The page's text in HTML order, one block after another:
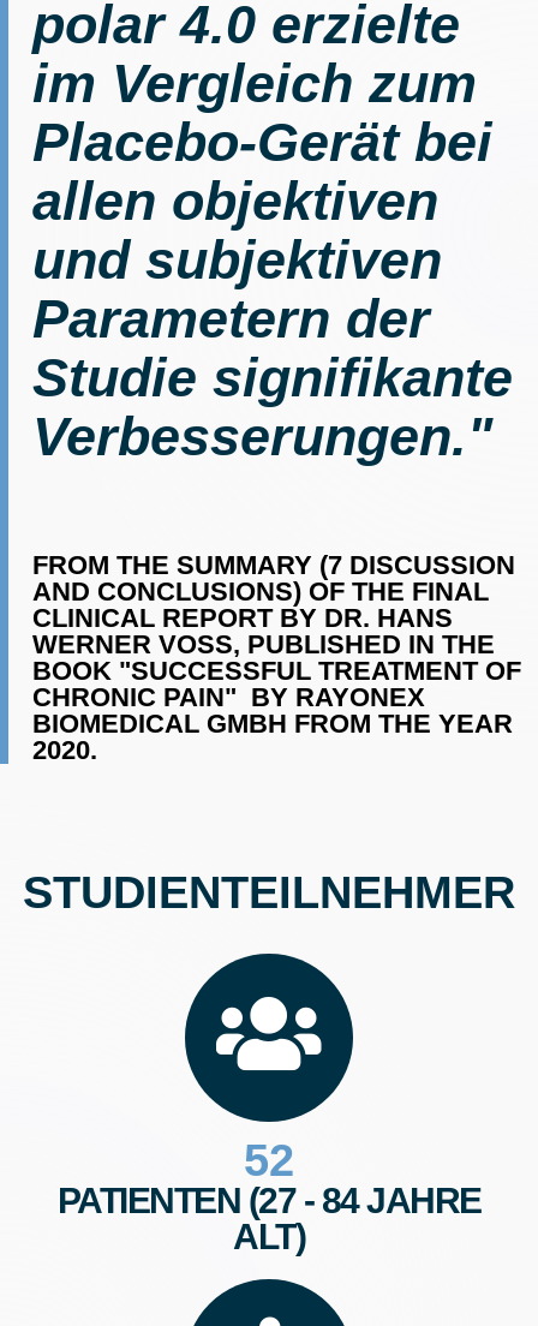
polar 4.0 erzielte
im Vergleich zum
Placebo-Gerät bei
allen objektiven
und subjektiven
Parametern der
Studie signifikante
Verbesserungen."
FROM THE SUMMARY (7 DISCUSSION
AND CONCLUSIONS) OF THE FINAL
CLINICAL REPORT BY DR. HANS
WERNER VOSS, PUBLISHED IN THE
BOOK "SUCCESSFUL TREATMENT OF
CHRONIC PAIN" BY RAYONEX
BIOMEDICAL GMBH FROM THE YEAR
2020.
STUDIENTEILNEHMER
52
PATIENTEN (27 - 84 JAHRE
ALT)